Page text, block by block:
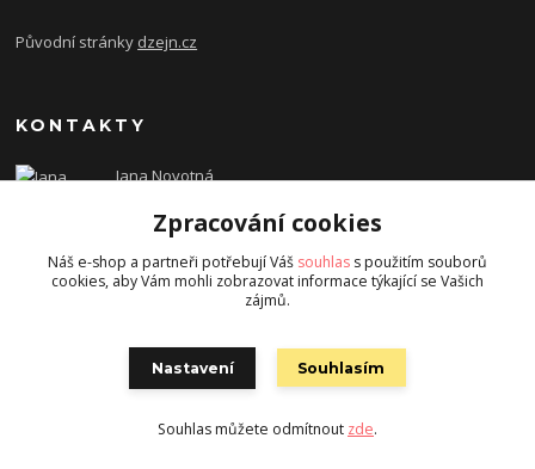
Původní stránky dzejn.cz
KONTAKTY
Jana Novotná
dzejn.n@email.cz
Vytvořeno na Eshop-rychle.cz
Zpracování cookies
Náš e-shop a partneři potřebují Váš souhlas s použitím souborů
cookies, aby Vám mohli zobrazovat informace týkající se Vašich
zájmů.
Nastavení Souhlasím
Souhlas můžete odmítnout zde.